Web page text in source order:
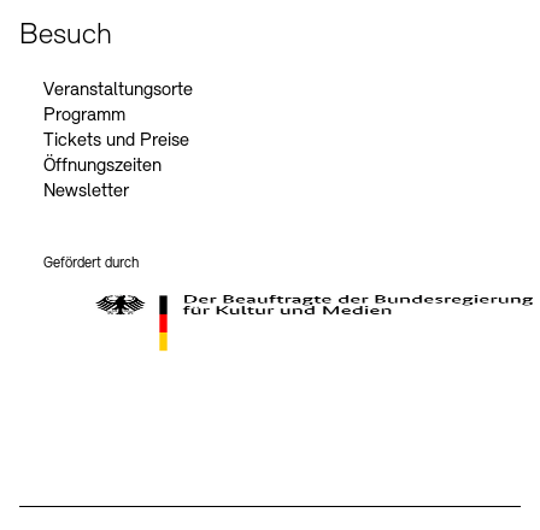
Besuch
Veranstaltungsorte
Programm
Tickets und Preise
Öffnungszeiten
Newsletter
Gefördert durch